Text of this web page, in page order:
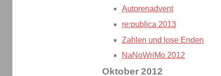
Autorenadvent
re:publica 2013
Zahlen und lose Enden
NaNoWriMo 2012
Oktober 2012